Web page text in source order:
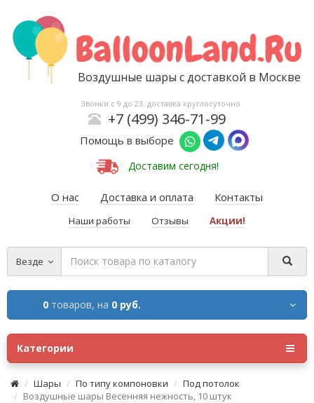
Воздушные шары с доставкой в Москве
Звонки с 9 до 23, доставка круглосуточно
+7 (499) 346-71-99
Помощь в выборе
Доставим сегодня!
О нас Доставка и оплата Контакты
Наши работы Отзывы Акции!
Везде
0 товаров, на 0 руб.
Категории
Шары По типу компоновки
Под потолок
Воздушные шары Весенняя нежность, 10 штук